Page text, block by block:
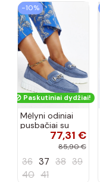
−10%
Paskutiniai dydžiai!
Mėlyni odiniai
pusbačiai su
dekoratyvine
sagtimi Taija
77,31 €
85,90 €
36 37 38 39
40 41